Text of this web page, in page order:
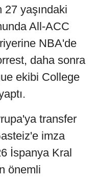
27 yaşındaki
All-ACC
NBA'de
daha sonra
ekibi College
transfer
imza
İspanya Kral
önemli